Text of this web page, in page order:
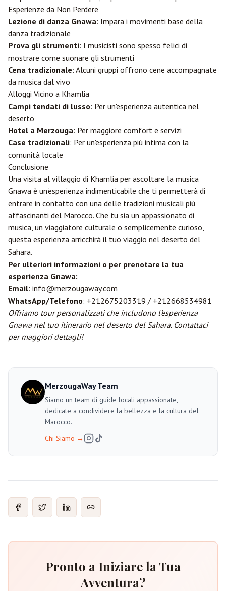
Esperienze da Non Perdere
Lezione di danza Gnawa: Impara i movimenti base della
danza tradizionale
Prova gli strumenti: I musicisti sono spesso felici di
mostrare come suonare gli strumenti
Cena tradizionale: Alcuni gruppi offrono cene accompagnate
da musica dal vivo
Alloggi Vicino a Khamlia
Campi tendati di lusso: Per un'esperienza autentica nel
deserto
Hotel a Merzouga: Per maggiore comfort e servizi
Case tradizionali: Per un'esperienza più intima con la
comunità locale
Conclusione
Una visita al villaggio di Khamlia per ascoltare la musica
Gnawa è un'esperienza indimenticabile che ti permetterà di
entrare in contatto con una delle tradizioni musicali più
affascinanti del Marocco. Che tu sia un appassionato di
musica, un viaggiatore culturale o semplicemente curioso,
questa esperienza arricchirà il tuo viaggio nel deserto del
Sahara.
Per ulteriori informazioni o per prenotare la tua
esperienza Gnawa:
Email: info@merzougaway.com
WhatsApp/Telefono: +212675203319 / +212668534981
Offriamo tour personalizzati che includono l'esperienza
Gnawa nel tuo itinerario nel deserto del Sahara. Contattaci
per maggiori dettagli!
MerzougaWay Team
Siamo un team di guide locali appassionate,
dedicate a condividere la bellezza e la cultura del
Marocco.
Chi Siamo →
Pronto a Iniziare la Tua
Avventura?